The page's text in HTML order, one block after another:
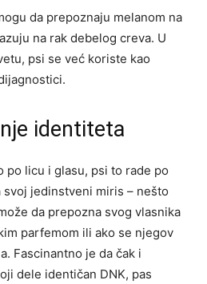
da prepoznaju melanom na
na rak debelog creva. U
psi se već koriste kao
identiteta
po licu i glasu, psi to rade po
svoj jedinstveni miris – nešto
da prepozna svog vlasnika
parfemom ili ako se njegov
Fascinantno je da čak i
dele identičan DNK, pas